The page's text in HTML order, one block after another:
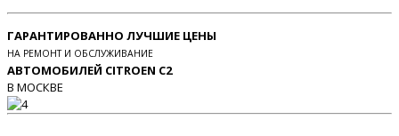
ГАРАНТИРОВАННО ЛУЧШИЕ ЦЕНЫ
НА РЕМОНТ И ОБСЛУЖИВАНИЕ
АВТОМОБИЛЕЙ CITROEN C2
В МОСКВЕ